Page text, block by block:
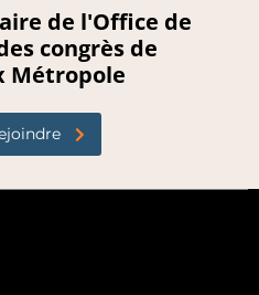
de l'Office de
congrès de
Métropole